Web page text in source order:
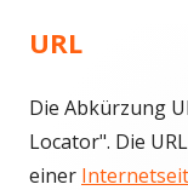
URL
Die Abkürzung
Locator". Die
einer